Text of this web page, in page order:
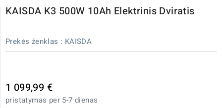
KAISDA K3 500W 10Ah Elektrinis Dviratis
Prekės ženklas : KAISDA
1 099,99 €
pristatymas per 5-7 dienas